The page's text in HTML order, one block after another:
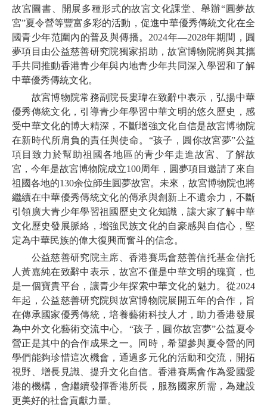
故宮圖書、開展多種形式的故宮文化課堂、舉辦“圓夢故
宮”夏令營等豐富多彩的活動，促進中華優秀傳統文化在全
國青少年范圍內的普及與傳播。2024年—2028年期間，圓
夢項目由公益慈善研究院獨家捐助，故宮博物院將與其攜
手共同推動香港青少年與內地青少年共同深入學習和了解
中華優秀傳統文化。
故宮博物院常務副院長婁瑋在致辭中表示，弘揚中華
優秀傳統文化，引導青少年學習中華文明的悠久歷史，感
受中華文化的博大精深，不斷增強文化自信是故宮博物院
在新時代所肩負的責任與使命。“孩子，圓你故宮夢”公益
項目致力於幫助祖國各地區的青少年走進故宮、了解故
宮，今年是故宮博物院成立100周年，圓夢項目邀請了來自
祖國各地的130余位師生圓夢故宮。未來，故宮博物院也將
繼續在中華優秀傳統文化的傳承與創新上不遺余力，不斷
引領廣大青少年學習祖國歷史文化知識，讓大家了解中華
文化歷史發展脈絡，增強民族文化的自豪感與自信心，堅
定為中華民族的偉大復興而奮斗的信念。
公益慈善研究院主席、香港賽馬會慈善信托基金信托
人黃嘉純在致辭中表示，故宮不僅是中華文明的瑰寶，也
是一個寶貴平台，讓青少年探索中華文化的魅力。從2024
年起，公益慈善研究院與故宮博物院展開五年的合作，旨
在傳承國家優秀傳統，培養藝術科技人才，助力香港發展
為中外文化藝術交流中心。“孩子，圓你故宮夢”公益夏令
營正是其中的合作成果之一。同時，希望參與夏令營的同
學們能夠珍惜這次機會，通過多元化的活動和交流，開拓
視野、增長見識、提升文化自信。香港賽馬會作為愛國愛
港的機構，會繼續發揮香港所長，服務國家所需，為建設
更美好的社會貢獻力量。